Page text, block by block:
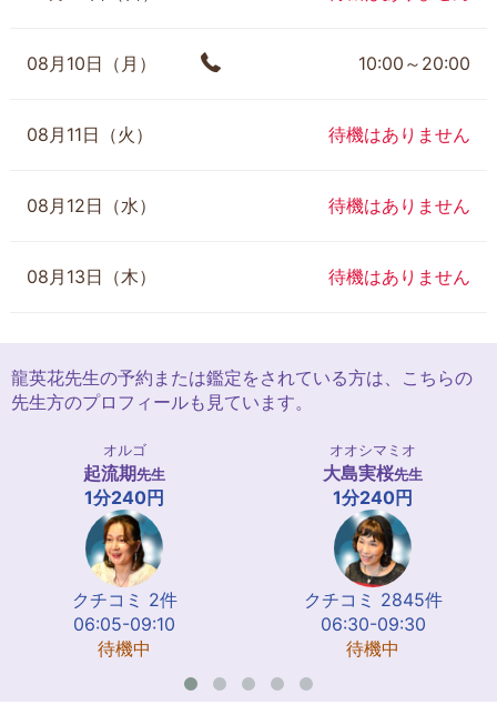
08月10日（月） 10:00～20:00
08月11日（火） 待機はありません
08月12日（水） 待機はありません
08月13日（木） 待機はありません
龍英花先生の予約または鑑定をされている方は、こちらの
先生方のプロフィールも見ています。
オルゴ
起流期先生
1分240円
クチコミ 2件
06:05-09:10
待機中
オオシマミオ
大島実桜先生
1分240円
クチコミ 2845件
06:30-09:30
待機中